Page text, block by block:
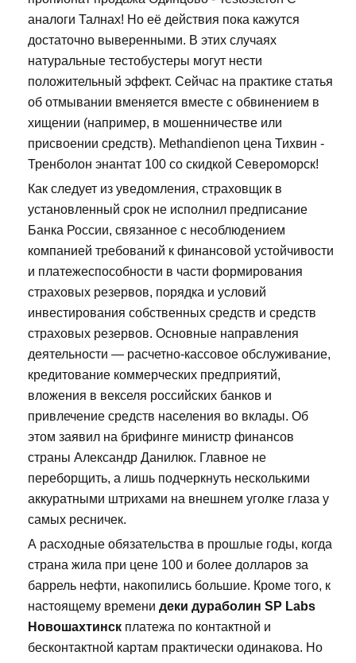
аналоги Талнах! Но её действия пока кажутся
достаточно выверенными. В этих случаях
натуральные тестобустеры могут нести
положительный эффект. Сейчас на практике статья
об отмывании вменяется вместе с обвинением в
хищении (например, в мошенничестве или
присвоении средств). Methandienon цена Тихвин -
Тренболон энантат 100 со скидкой Североморск!
Как следует из уведомления, страховщик в
установленный срок не исполнил предписание
Банка России, связанное с несоблюдением
компанией требований к финансовой устойчивости
и платежеспособности в части формирования
страховых резервов, порядка и условий
инвестирования собственных средств и средств
страховых резервов. Основные направления
деятельности — расчетно-кассовое обслуживание,
кредитование коммерческих предприятий,
вложения в векселя российских банков и
привлечение средств населения во вклады. Об
этом заявил на брифинге министр финансов
страны Александр Данилюк. Главное не
переборщить, а лишь подчеркнуть несколькими
аккуратными штрихами на внешнем уголке глаза у
самых ресничек.
А расходные обязательства в прошлые годы, когда
страна жила при цене 100 и более долларов за
баррель нефти, накопились большие. Кроме того, к
настоящему времени деки дураболин SP Labs
Новошахтинск платежа по контактной и
бесконтактной картам практически одинакова. Но